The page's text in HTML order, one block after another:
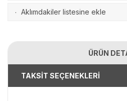
· Aklımdakiler listesine ekle
ÜRÜN
TAKSİT SEÇENEKLERİ